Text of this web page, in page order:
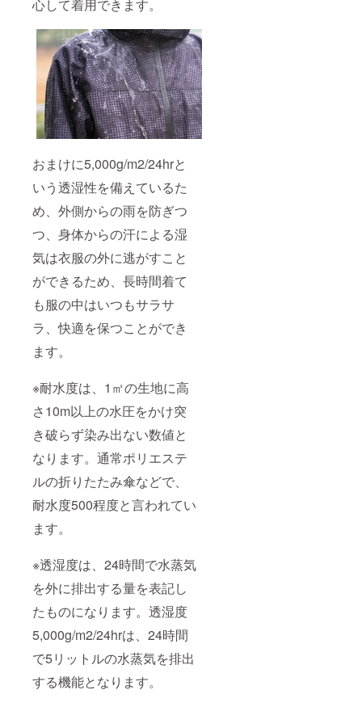
心して着用できます。
おまけに5,000g/m2/24hrと
いう透湿性を備えているた
め、外側からの雨を防ぎつ
つ、身体からの汗による湿
気は衣服の外に逃がすこと
ができるため、長時間着て
も服の中はいつもサラサ
ラ、快適を保つことができ
ます。
※耐水度は、1㎡の生地に高
さ10m以上の水圧をかけ突
き破らず染み出ない数値と
なります。通常ポリエステ
ルの折りたたみ傘などで、
耐水度500程度と言われてい
ます。
※透湿度は、24時間で水蒸気
を外に排出する量を表記し
たものになります。透湿度
5,000g/m2/24hrは、24時間
で5リットルの水蒸気を排出
する機能となります。